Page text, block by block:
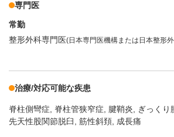
専門医
常勤
整形外科専門医(日本専門医機構または日本整形
治療/対応可能な疾患
脊柱側彎症 脊柱管狭窄症 腱鞘炎 ぎっくり
先天性股関節脱臼, 筋性斜頚, 成長痛